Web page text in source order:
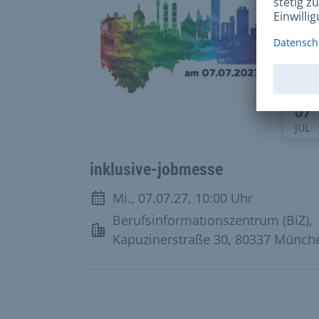
07
JUL
inklusive-jobmesse
Veranstaltungsdatum
Mi., 07.07.27, 10:00 Uhr
Veranstaltungsort
Berufsinformationszentrum (BiZ),
Kapuzinerstraße 30, 80337